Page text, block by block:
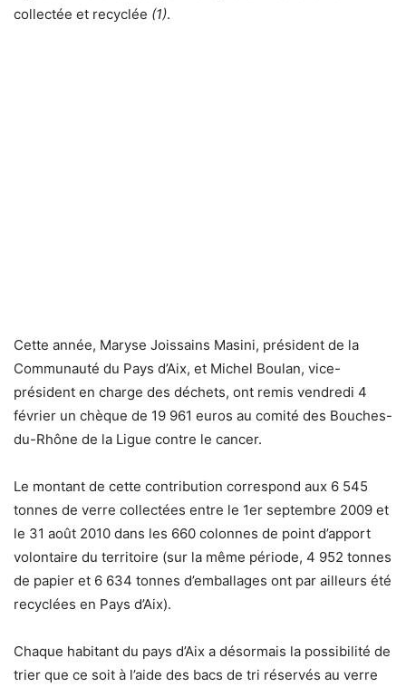
collectée et recyclée (1).
Cette année, Maryse Joissains Masini, président de la
Communauté du Pays d’Aix, et Michel Boulan, vice-
président en charge des déchets, ont remis vendredi 4
février un chèque de 19 961 euros au comité des Bouches-
du-Rhône de la Ligue contre le cancer.
Le montant de cette contribution correspond aux 6 545
tonnes de verre collectées entre le 1er septembre 2009 et
le 31 août 2010 dans les 660 colonnes de point d’apport
volontaire du territoire (sur la même période, 4 952 tonnes
de papier et 6 634 tonnes d’emballages ont par ailleurs été
recyclées en Pays d’Aix).
Chaque habitant du pays d’Aix a désormais la possibilité de
trier que ce soit à l’aide des bacs de tri réservés au verre